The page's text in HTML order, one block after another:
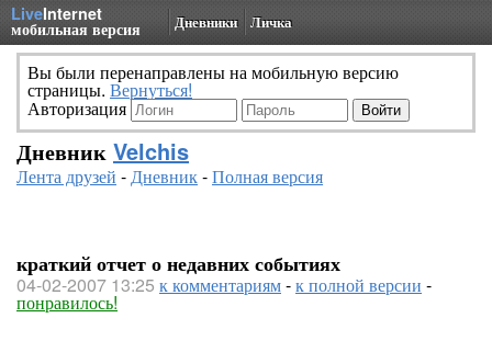
LiveInternet
мобильная версия Дневники Личка
Вы были перенаправлены на мобильную версию
страницы. Вернуться!
Авторизация
Дневник Velchis
Лента друзей -Дневник-Полная версия
краткий отчет о недавних событиях
04-02-2007 13:25 к комментариям-к полной версии -
понравилось!